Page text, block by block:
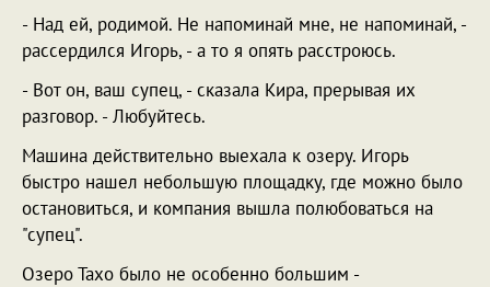
- Над ей, родимой. Не напоминай мне, не напоминай, -
рассердился Игорь, - а то я опять расстроюсь.
- Вот он, ваш супец, - сказала Кира, прерывая их
разговор. - Любуйтесь.
Машина действительно выехала к озеру. Игорь
быстро нашел небольшую площадку, где можно было
остановиться, и компания вышла полюбоваться на
"супец".
Озеро Тахо было не особенно большим -